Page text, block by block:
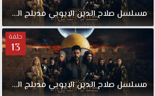
16مسلسل صلاحالدينالايوبي مدبلجالحلقة
14
حلقة
13
مسلسل صلاحالدينالايوبي مدبلجالحلقة